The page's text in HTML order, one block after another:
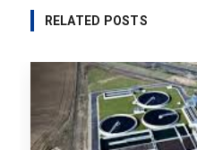
RELATED POSTS